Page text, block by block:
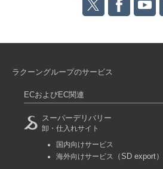
ラクーングループのサービス
ECおよびEC関連
スーパーデリバリー
卸・仕入れサイト
国内向けサービス
海外向けサービス
（SD export）